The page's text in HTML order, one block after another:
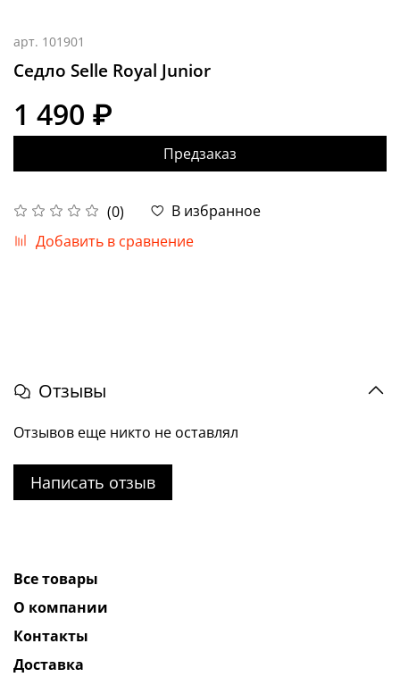
арт. 101901
Седло Selle Royal Junior
(0)
В избранное
Добавить в сравнение
1 490 ₽
Предзаказ
Отзывы
Отзывов еще никто не оставлял
Написать отзыв
Все товары
О компании
Контакты
Доставка